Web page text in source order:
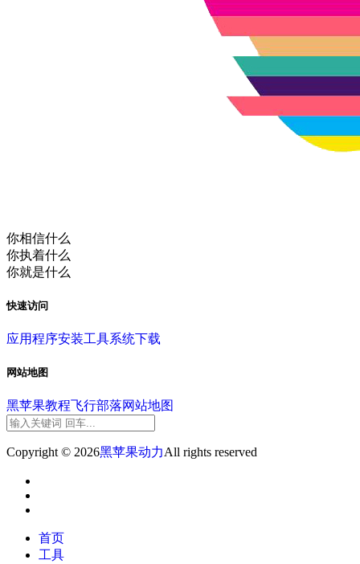
你相信什么
你执着什么
你就是什么
快速访问
应用程序安装工具系统下载
网站地图
黑苹果教程飞行部落网站地图
Copyright © 2026黑苹果动力All rights reserved
首页
工具